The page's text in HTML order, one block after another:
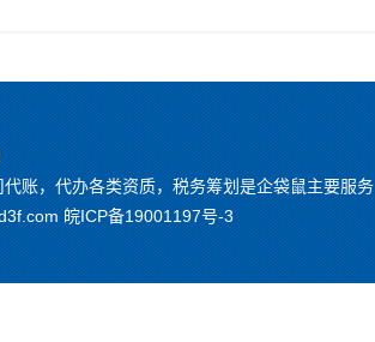
账，代办各类资质，税务筹划是企袋鼠主要服务
皖ICP备19001197号-3